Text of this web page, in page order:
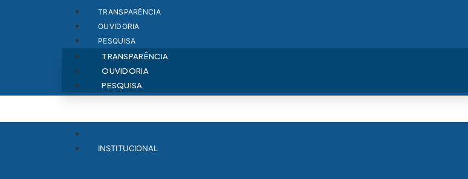
TRANSPARÊNCIA
OUVIDORIA
PESQUISA
TRANSPARÊNCIA
OUVIDORIA
PESQUISA
INSTITUCIONAL